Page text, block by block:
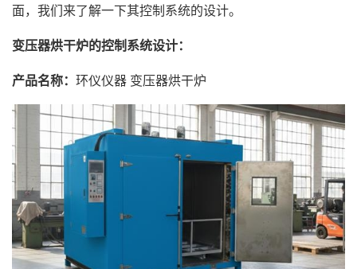
面，我们来了解一下其控制系统的设计。
变压器烘干炉的控制系统设计：
产品名称： 环仪仪器 变压器烘干炉